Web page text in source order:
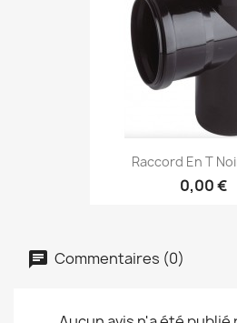
Raccord En T
0,00 €
Commentaires (0)